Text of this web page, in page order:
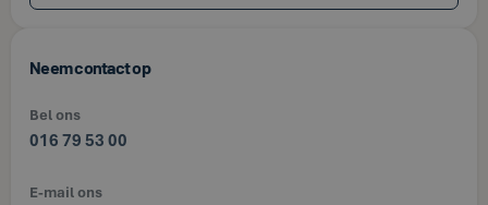
Neem contact op
Bel ons
016 79 53 00
E-mail ons